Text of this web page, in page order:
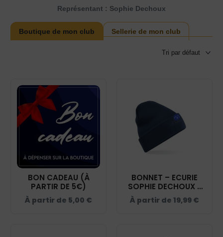
Représentant : Sophie Dechoux
Boutique de mon club Sellerie de mon club
BON CADEAU (À
PARTIR DE 5€)
À partir de 5,00 €
BONNET – ECURIE
SOPHIE DECHOUX -
NAVY - BF045
À partir de 19,99 €